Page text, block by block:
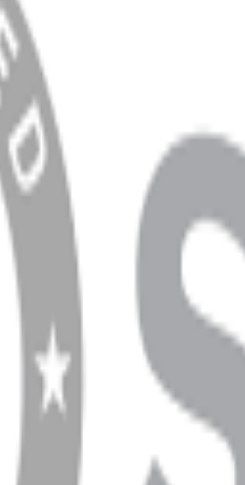
10:00 - 18:00